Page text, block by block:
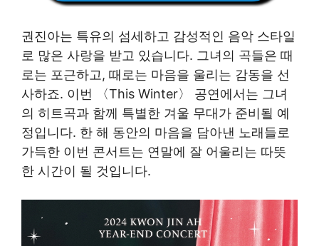
권진아는 특유의 섬세하고 감성적인 음악 스타일
로 많은 사랑을 받고 있습니다. 그녀의 곡들은 때
로는 포근하고, 때로는 마음을 울리는 감동을 선
사하죠. 이번 〈This Winter〉 공연에서는 그녀
의 히트곡과 함께 특별한 겨울 무대가 준비될 예
정입니다. 한 해 동안의 마음을 담아낸 노래들로
가득한 이번 콘서트는 연말에 잘 어울리는 따뜻
한 시간이 될 것입니다.